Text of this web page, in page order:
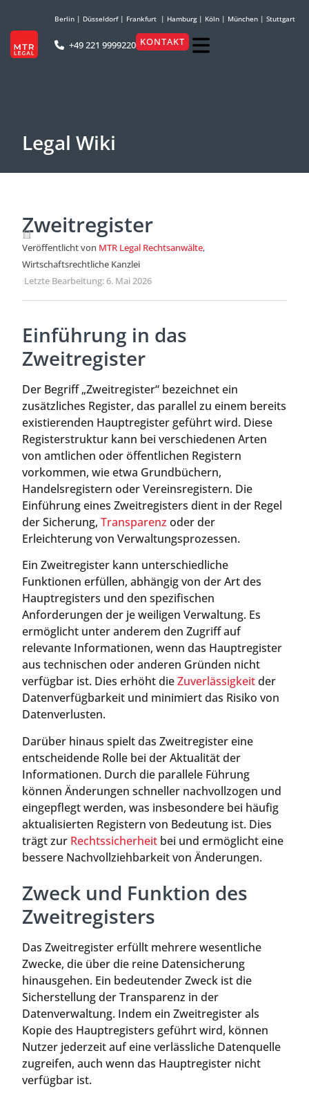
Berlin | Düsseldorf| Frankfurt | Hamburg| Köln | München | Stuttgart
+49 221 9999220 KONTAKT
Legal Wiki
Zweitregister
Veröffentlicht von MTR Legal Rechtsanwälte,
Wirtschaftsrechtliche Kanzlei
·Letzte Bearbeitung: 6. Mai 2026
Einführung in das
Zweitregister
Der Begriff „Zweitregister“ bezeichnet ein
zusätzliches Register, das parallel zu einem bereits
existierenden Hauptregister geführt wird. Diese
Registerstruktur kann bei verschiedenen Arten
von amtlichen oder öffentlichen Registern
vorkommen, wie etwa Grundbüchern,
Handelsregistern oder Vereinsregistern. Die
Einführung eines Zweitregisters dient in der Regel
der Sicherung, Transparenz oder der
Erleichterung von Verwaltungsprozessen.
Ein Zweitregister kann unterschiedliche
Funktionen erfüllen, abhängig von der Art des
Hauptregisters und den spezifischen
Anforderungen der je weiligen Verwaltung. Es
ermöglicht unter anderem den Zugriff auf
relevante Informationen, wenn das Hauptregister
aus technischen oder anderen Gründen nicht
verfügbar ist. Dies erhöht dieZuverlässigkeitder
Datenverfügbarkeit und minimiert das Risiko von
Datenverlusten.
Darüber hinaus spielt das Zweitregister eine
entscheidende Rolle bei der Aktualität der
Informationen. Durch die parallele Führung
können Änderungen schneller nachvollzogen und
eingepflegt werden, was insbesondere bei häufig
aktualisierten Registern von Bedeutung ist. Dies
trägt zur Rechtssicherheit bei und ermöglicht eine
bessere Nachvollziehbarkeit von Änderungen.
Zweck und Funktion des
Zweitregisters
Das Zweitregister erfüllt mehrere wesentliche
Zwecke, die über die reine Datensicherung
hinausgehen. Ein bedeutender Zweck ist die
Sicherstellung der Transparenz in der
Datenverwaltung. Indem ein Zweitregister als
Kopie des Hauptregisters geführt wird, können
Nutzer jederzeit auf eine verlässliche Datenquelle
zugreifen, auch wenn das Hauptregister nicht
verfügbar ist.